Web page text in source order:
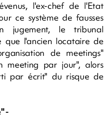
l'ex-chef de l'Etat
ce système de fausses
jugement, le tribunal
que l'ancien locataire de
de meetings"
meeting par jour", alors
par écrit" du risque de
-